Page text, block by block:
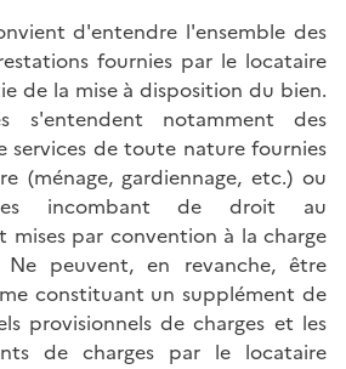
d'entendre l'ensemble des
fournies par le locataire
de la mise à disposition du bien.
s'entendent notamment des
services de toute nature fournies
(ménage, gardiennage, etc.) ou
incombant de droit au
mises par convention à la charge
peuvent, en revanche, être
constituant un supplément de
provisionnels de charges et les
de charges par le locataire